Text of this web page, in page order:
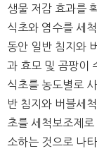
생물 저감 효과를
식초와 염수를 세
동안 일반 침지와
과 효모 및 곰팡이
식초를 농도별로
반 침지와 버블세
초를 세척보조제
소하는 것으로 나